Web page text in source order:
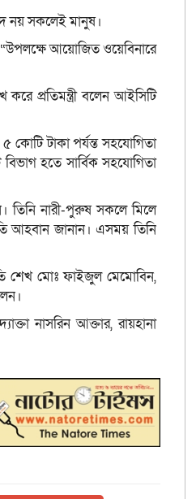
নয় সকলেই মানুষ।
আয়োজিত ওয়েবিনারে
প্রতিমন্ত্রী বলেন আইসিটি
কোটি টাকা পর্যন্ত সহযোগিতা
হতে সার্বিক সহযোগিতা
তিনি নারী-পুরুষ সকলে মিলে
আহবান জানান। এসময় তিনি
শেখ মোঃ ফাইজুল মেমোবিন,
নাসরিন আক্তার, রায়হানা